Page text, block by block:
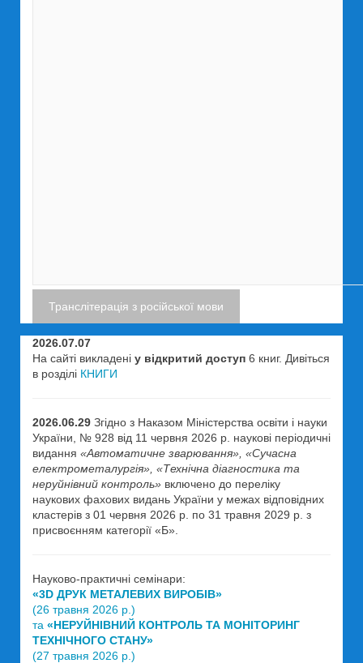
2026.07.07
На сайті викладені у відкритий доступ 6 книг. Дивіться
в розділі КНИГИ
2026.06.29 Згідно з Наказом Міністерства освіти і науки
України, № 928 від 11 червня 2026 р. наукові періодичні
видання «Автоматичне зварювання», «Сучасна
електрометалургія», «Технічна діагностика та
неруйнівний контроль» включено до переліку
наукових фахових видань України у межах відповідних
кластерів з 01 червня 2026 р. по 31 травня 2029 р. з
присвоєнням категорії «Б».
Науково-практичні семінари:
«3D ДРУК МЕТАЛЕВИХ ВИРОБІВ»
(26 травня 2026 р.)
та «НЕРУЙНІВНИЙ КОНТРОЛЬ ТА МОНІТОРИНГ
ТЕХНІЧНОГО СТАНУ»
(27 травня 2026 р.)